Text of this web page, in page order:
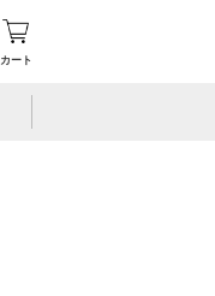
カート